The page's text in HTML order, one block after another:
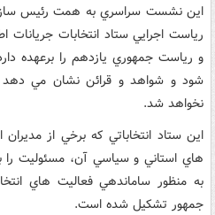
اين نشست سراسري به همت رئيس
رياست اجرايي ستاد انتخابات
و رياست جمهوري يازدهم را برعهده
شود و شواهد و قرائن نشان مي
نخواهد شد.
اين ستاد انتخاباتي که برخي از
هاي استاني و سياسي آن، مسئوليت را
به منظور ساماندهي فعاليت هاي
جمهور تشکيل شده است.